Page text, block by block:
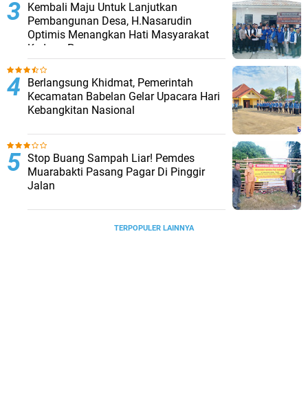
Kembali Maju Untuk Lanjutkan
Pembangunan Desa, H.Nasarudin
Optimis Menangkan Hati Masyarakat
Kedung Pengawas
Berlangsung Khidmat, Pemerintah
Kecamatan Babelan Gelar Upacara Hari
Kebangkitan Nasional
Stop Buang Sampah Liar! Pemdes
Muarabakti Pasang Pagar Di Pinggir
Jalan
TERPOPULER LAINNYA